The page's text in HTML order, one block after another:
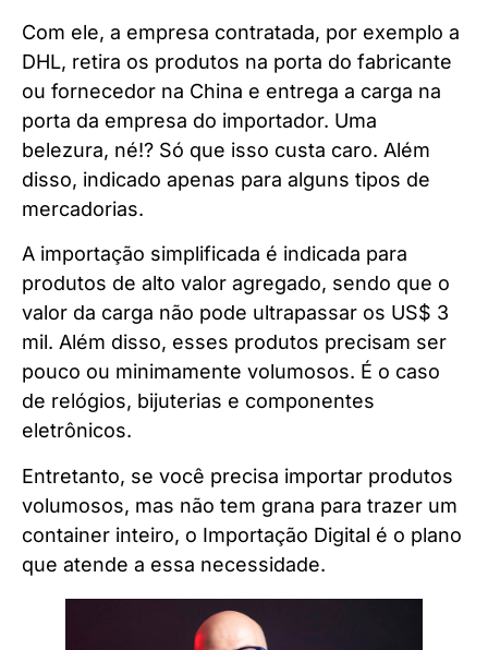
Com ele, a empresa contratada, por exemplo a
DHL, retira os produtos na porta do fabricante
ou fornecedor na China e entrega a carga na
porta da empresa do importador. Uma
belezura, né!? Só que isso custa caro. Além
disso, indicado apenas para alguns tipos de
mercadorias.
A importação simplificada é indicada para
produtos de alto valor agregado, sendo que o
valor da carga não pode ultrapassar os US$ 3
mil. Além disso, esses produtos precisam ser
pouco ou minimamente volumosos. É o caso
de relógios, bijuterias e componentes
eletrônicos.
Entretanto, se você precisa importar produtos
volumosos, mas não tem grana para trazer um
container inteiro, o Importação Digital é o plano
que atende a essa necessidade.